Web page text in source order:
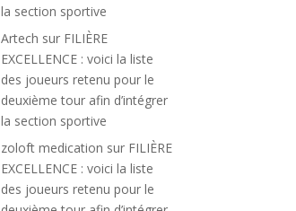
la section sportive
Artech sur FILIÈRE
EXCELLENCE : voici la liste
des joueurs retenu pour le
deuxième tour afin d’intégrer
la section sportive
zoloft medication sur FILIÈRE
EXCELLENCE : voici la liste
des joueurs retenu pour le